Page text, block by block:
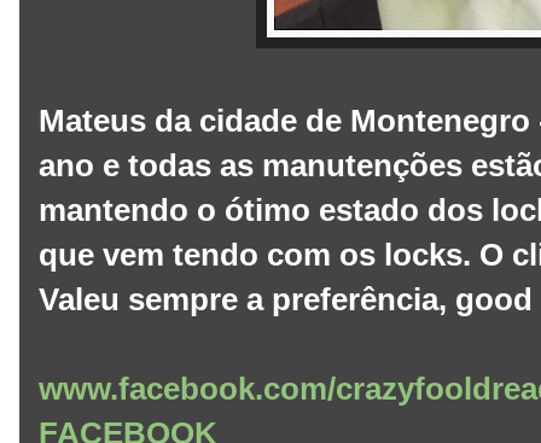
Mateus da cidade de
ano e todas as manutenções
mantendo o ótimo estado dos
que vem tendo com os locks. O
Valeu sempre a preferência,
www.facebook.com/
FACEBOOK